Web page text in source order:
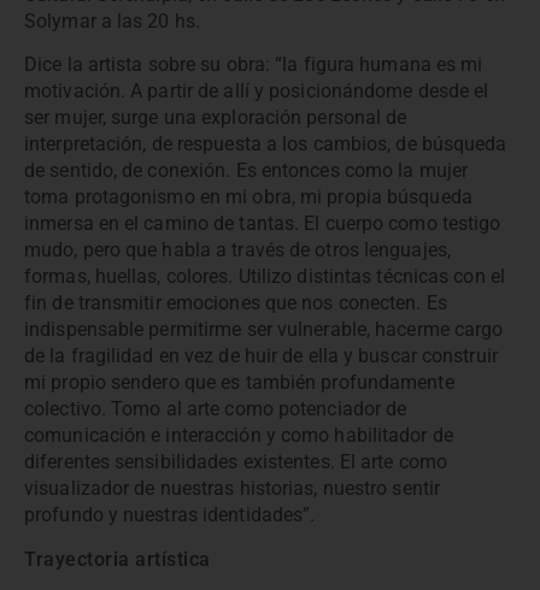
Solymar a las 20 hs.
Dice la artista sobre su obra: “la figura humana es mi
motivación. A partir de allí y posicionándome desde el
ser mujer, surge una exploración personal de
interpretación, de respuesta a los cambios, de búsqueda
de sentido, de conexión. Es entonces como la mujer
toma protagonismo en mi obra, mi propia búsqueda
inmersa en el camino de tantas. El cuerpo como testigo
mudo, pero que habla a través de otros lenguajes,
formas, huellas, colores. Utilizo distintas técnicas con el
fin de transmitir emociones que nos conecten. Es
indispensable permitirme ser vulnerable, hacerme cargo
de la fragilidad en vez de huir de ella y buscar construir
mi propio sendero que es también profundamente
colectivo. Tomo al arte como potenciador de
comunicación e interacción y como habilitador de
diferentes sensibilidades existentes. El arte como
visualizador de nuestras historias, nuestro sentir
profundo y nuestras identidades”.
Trayectoria artística